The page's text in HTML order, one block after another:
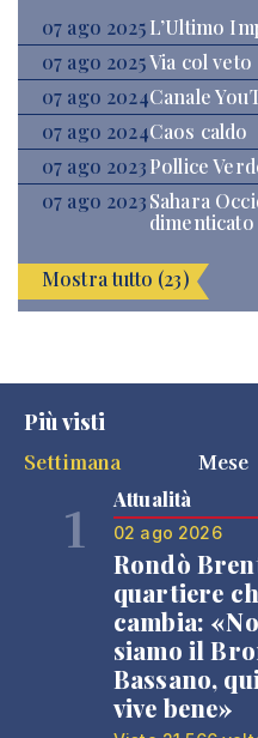
07 ago 2025 L’Ultimo
07 ago 2025Via col veto
07 ago 2024Canale
07 ago 2024Caos caldo
07 ago 2023Pollice
07 ago 2023Sahara
dimenticato
Mostra tutto (23)
Più visti
Settimana
Mese
1 Attualità
02 ago 2026
Rondò
quartiere
cambia:
siamo il
Bassano,
vive bene»